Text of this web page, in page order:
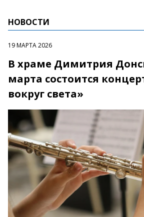
НОВОСТИ
19 МАРТА 2026
В храме Димитрия
марта состоится
вокруг света»